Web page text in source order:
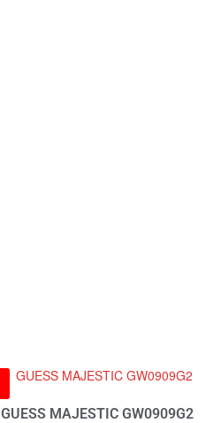
GUESS MAJESTIC GW0909G2